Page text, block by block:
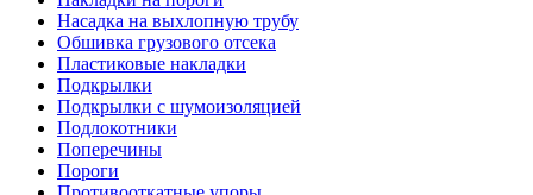
Насадка на выхлопную трубу
Обшивка грузового отсека
Пластиковые накладки
Подкрылки
Подкрылки с шумоизоляцией
Подлокотники
Поперечины
Пороги